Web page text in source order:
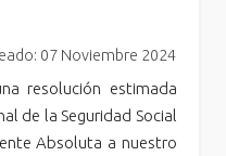
07 Noviembre 2024
resolución estimada
de la Seguridad Social
Absoluta a nuestro